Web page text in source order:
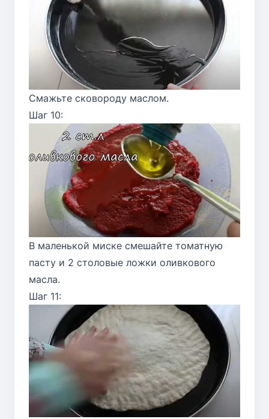
Смажьте сковороду маслом.
Шаг 10:
В маленькой миске смешайте томатную
пасту и 2 столовые ложки оливкового
масла.
Шаг 11: